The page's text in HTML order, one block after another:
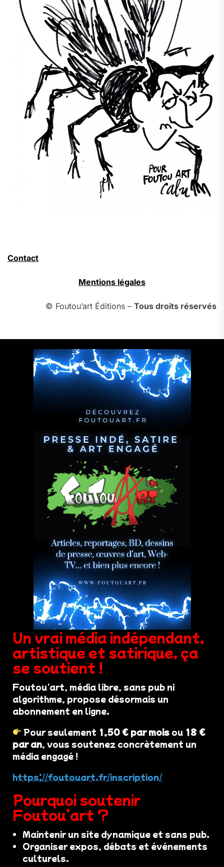
Contact
Mentions légales
© Foutou’art Éditions – Tous droits réservés
Un vrai média indépendant,
artistique et satirique, ça
se soutient !
Foutou'art, média libre, sans pub ni
algorithme, propose désormais un
abonnement en ligne.
Pour seulement 1,50 € par mois ou 18 €
par an, vous soutenez concrètement un
média engagé !
https://foutouart.fr/inscription/
Pourquoi soutenir
Foutou’art ?
Maintenir un site dynamique et sans pub.
Organiser expos, débats et événements
culturels.